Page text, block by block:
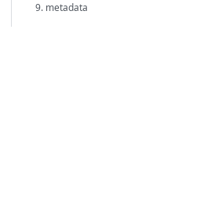
9. metadata